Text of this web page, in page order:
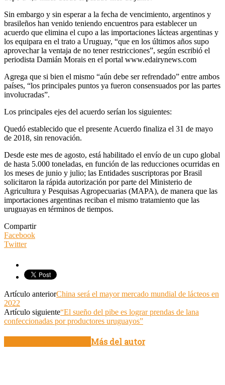
Sin embargo y sin esperar a la fecha de vencimiento, argentinos y
brasileños han venido teniendo encuentros para establecer un
acuerdo que elimina el cupo a las importaciones lácteas argentinas y
los equipara en el trato a Uruguay, “que en los últimos años supo
aprovechar la ventaja de no tener restricciones”, según escribió el
periodista Damián Morais en el portal www.edairynews.com
Agrega que si bien el mismo “aún debe ser refrendado” entre ambos
países, “los principales puntos ya fueron consensuados por las partes
involucradas”.
Los principales ejes del acuerdo serían los siguientes:
Quedó establecido que el presente Acuerdo finaliza el 31 de mayo
de 2018, sin renovación.
Desde este mes de agosto, está habilitado el envío de un cupo global
de hasta 5.000 toneladas, en función de las reducciones ocurridas en
los meses de junio y julio; las Entidades suscriptoras por Brasil
solicitaron la rápida autorización por parte del Ministerio de
Agricultura y Pesquisas Agropecuarias (MAPA), de manera que las
importaciones argentinas reciban el mismo tratamiento que las
uruguayas en términos de tiempos.
Compartir
Facebook
Twitter
Artículo anteriorChina será el mayor mercado mundial de lácteos en
2022
Artículo siguiente“El sueño del pibe es lograr prendas de lana
confeccionadas por productores uruguayos”
Más del autor